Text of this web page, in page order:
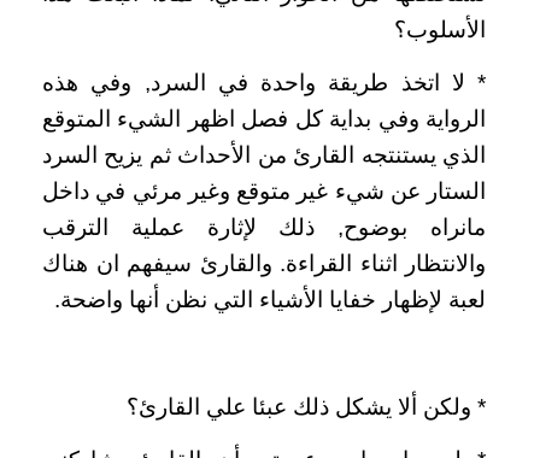
الأسلوب؟
‏*‏ لا اتخذ طريقة واحدة في السرد‏,‏ وفي هذه
الرواية وفي بداية كل فصل اظهر الشيء المتوقع
الذي يستنتجه القارئ من الأحداث ثم يزيح السرد
الستار عن شيء غير متوقع وغير مرئي في داخل
مانراه بوضوح‏,‏ ذلك لإثارة عملية الترقب
والانتظار اثناء القراءة‏.‏ والقارئ سيفهم ان هناك
لعبة لإظهار خفايا الأشياء التي نظن أنها واضحة‏.‏
*‏ ولكن ألا يشكل ذلك عبئا علي القارئ؟